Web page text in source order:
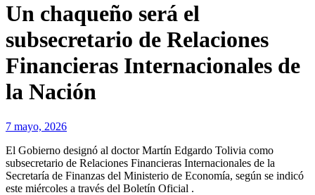
Un chaqueño será el
subsecretario de Relaciones
Financieras Internacionales de
la Nación
7 mayo, 2026
El Gobierno designó al doctor Martín Edgardo Tolivia como
subsecretario de Relaciones Financieras Internacionales de la
Secretaría de Finanzas del Ministerio de Economía, según se indicó
este miércoles a través del Boletín Oficial .